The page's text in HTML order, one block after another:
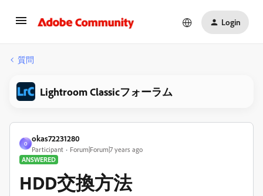
Login
質問
Lightroom Classicフォーラム
O
okas72231280
Participant
Forum|Forum|7 years ago
ANSWERED
HDD交換方法